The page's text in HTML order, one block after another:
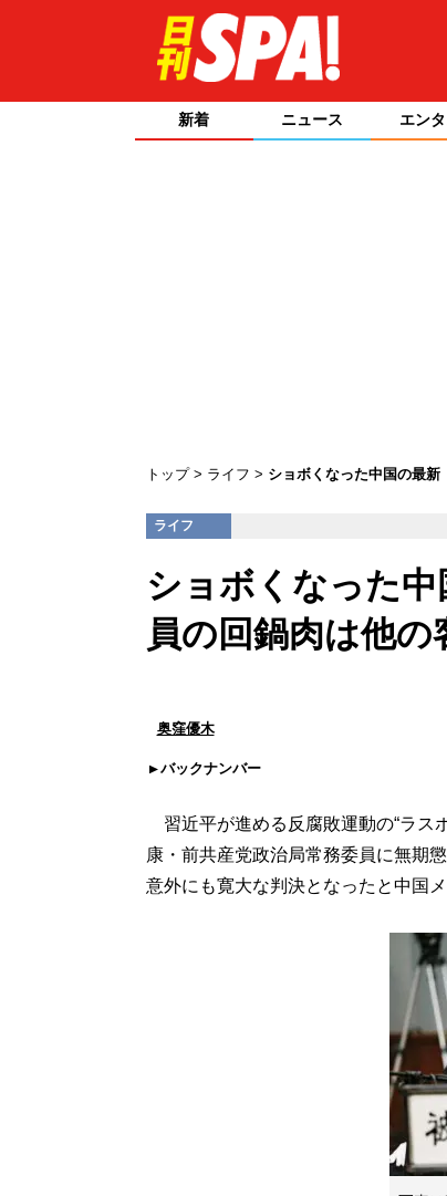
新着 ニュース エン
トップ ライフ
ショボくなった中国の最
ライフ
ショボくなった
員の回鍋肉は他
奥窪優木
バックナンバー
習近平が進める反腐敗運動の“ラス
康・前共産党政治局常務委員に無期
意外にも寛大な判決となったと中国メ